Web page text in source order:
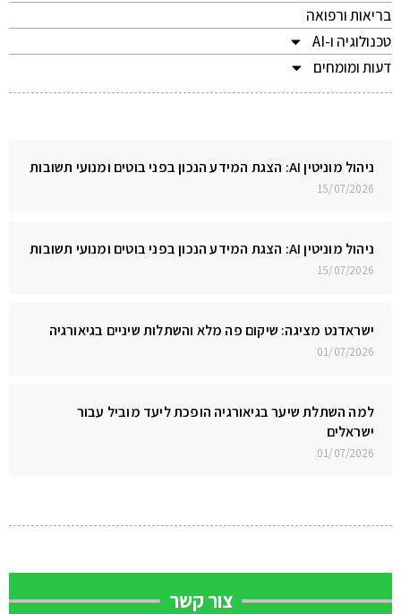
בריאות ורפואה
טכנולוגיה ו-AI
דעות ומומחים
ניהול מוניטין AI: הצגת המידע הנכון בפני בוטים ומנועי תשובות
15/07/2026
ניהול מוניטין AI: הצגת המידע הנכון בפני בוטים ומנועי תשובות
15/07/2026
ישראדנט מציגה: שיקום פה מלא והשתלות שיניים בגיאורגיה
01/07/2026
למה השתלת שיער בגיאורגיה הופכת ליעד מוביל עבור
ישראלים
01/07/2026
צור קשר